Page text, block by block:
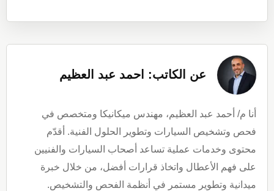
عن الكاتب: احمد عبد العظيم
أنا م/ أحمد عبد العظيم، مهندس ميكانيكا ومتخصص في
فحص وتشخيص السيارات وتطوير الحلول الفنية. أقدّم
محتوى وخدمات عملية تساعد أصحاب السيارات والفنيين
على فهم الأعطال واتخاذ قرارات أفضل، من خلال خبرة
ميدانية وتطوير مستمر في أنظمة الفحص والتشخيص.